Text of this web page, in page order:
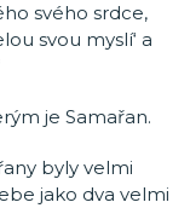
svého srdce,
svou myslí‘ a
je Samařan.
byly velmi
jako dva velmi